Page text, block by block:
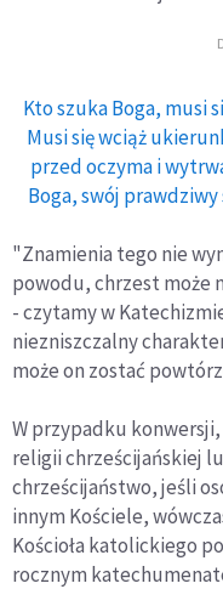
Kto szuka Boga, musi
Musi się wciąż
przed oczyma i
Boga, swój
"Znamienia tego nie
powodu, chrzest może
- czytamy w
niezniszczalny
może on zostać
W przypadku
religii chrześcijańskiej
chrześcijaństwo, jeśli
innym Kościele,
Kościoła katolickiego
rocznym